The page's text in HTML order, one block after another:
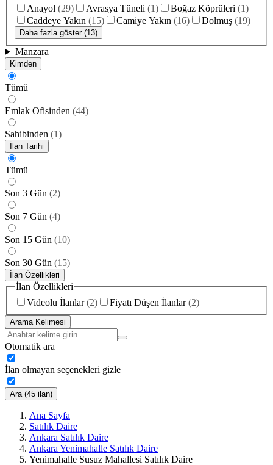
Anayol (29) Avrasya Tüneli (1) Boğaz Köprüleri (1)
Caddeye Yakın (15) Camiye Yakın (16) Dolmuş (19)
Daha fazla göster (13)
Manzara
Kimden
Tümü
Emlak Ofisinden (44)
Sahibinden (1)
İlan Tarihi
Tümü
Son 3 Gün (2)
Son 7 Gün (4)
Son 15 Gün (10)
Son 30 Gün (15)
İlan Özellikleri
İlan Özellikleri
Videolu İlanlar (2) Fiyatı Düşen İlanlar (2)
Arama Kelimesi
Otomatik ara
İlan olmayan seçenekleri gizle
Ara (45 ilan)
Ana Sayfa
Satılık Daire
Ankara Satılık Daire
Ankara Yenimahalle Satılık Daire
Yenimahalle Susuz Mahallesi Satılık Daire